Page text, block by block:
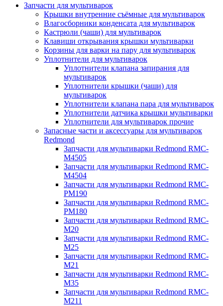
Запчасти для мультиварок
Крышки внутренние съёмные для мультиварок
Влагосборники конденсата для мультиварок
Кастрюли (чаши) для мультиварок
Клавиши открывания крышки мультиварки
Корзины для варки на пару для мультиварок
Уплотнители для мультиварок
Уплотнители клапана запирания для
мультиварок
Уплотнители крышки (чаши) для
мультиварок
Уплотнители клапана пара для мультиварок
Уплотнители датчика крышки мультиварки
Уплотнители для мультиварок прочие
Запасные части и аксессуары для мультиварок
Redmond
Запчасти для мультиварки Redmond RMC-
M4505
Запчасти для мультиварки Redmond RMC-
M4504
Запчасти для мультиварки Redmond RMC-
PM190
Запчасти для мультиварки Redmond RMC-
PM180
Запчасти для мультиварки Redmond RMC-
M20
Запчасти для мультиварки Redmond RMC-
M25
Запчасти для мультиварки Redmond RMC-
M21
Запчасти для мультиварки Redmond RMC-
M35
Запчасти для мультиварки Redmond RMC-
M211